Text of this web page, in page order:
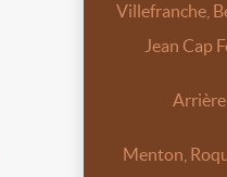
Villefranche,
Jean Cap
Menton,